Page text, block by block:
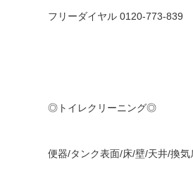
フリーダイヤル 0120-773-839
◎トイレクリーニング◎
便器/タンク表面/床/壁/天井/換気